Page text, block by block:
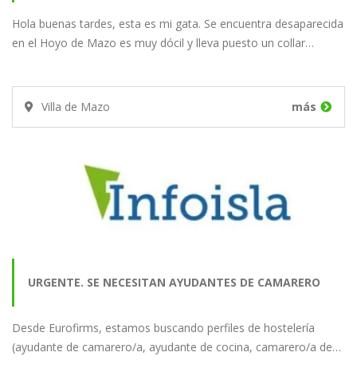
Hola buenas tardes, esta es mi gata. Se encuentra desaparecida
en el Hoyo de Mazo es muy dócil y lleva puesto un collar…
Villa de Mazo más
URGENTE. SE NECESITAN AYUDANTES DE CAMARERO
PARA UN HOTEL EN…
Desde Eurofirms, estamos buscando perfiles de hostelería
(ayudante de camarero/a, ayudante de cocina, camarero/a de…